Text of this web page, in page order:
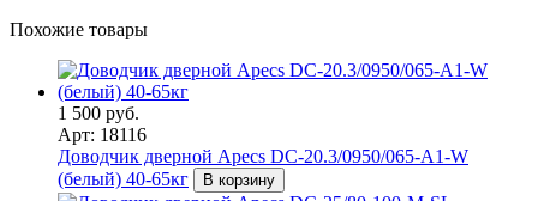
Похожие товары
1 500 руб.
Арт: 18116
Доводчик дверной Apecs DC-20.3/0950/065-A1-W
(белый) 40-65кг
В корзину